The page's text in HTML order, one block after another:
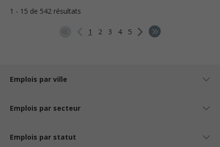
1 - 15 de 542 résultats
1 2 3 4 5
Emplois par ville
Emplois par secteur
Emplois par statut